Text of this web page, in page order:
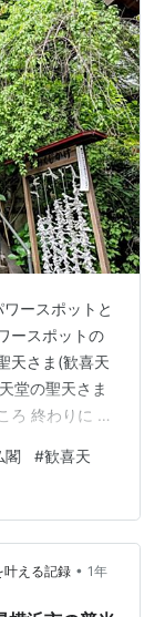
ースポットと
ースポットの
天さま(歓喜天
堂の聖天さま
ろ 終わりに 神
寺院として
あり、聖天
「横浜最古の
ちょっと気に
いて簡単に触
閣 #歓喜天
叶える記録 • 1年